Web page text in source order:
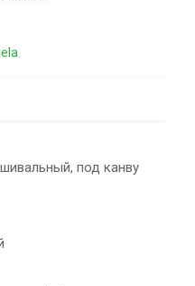
.
под канву